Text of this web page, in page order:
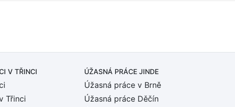
V TŘINCI
Třinci
ÚŽASNÁ PRÁCE JINDE
Úžasná práce v Brně
Úžasná práce Děčín